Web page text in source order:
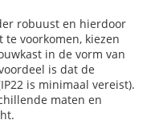
robuust en hierdoor
voorkomen, kiezen
in de vorm van
is dat de
is minimaal vereist).
maten en